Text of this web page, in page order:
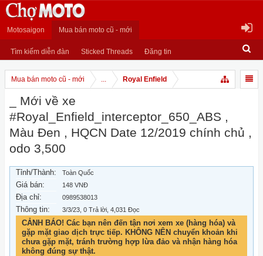
Motosaigon Mua bán moto cũ - mới
Tìm kiếm diễn đàn Sticked Threads Đăng tin
Mua bán moto cũ - mới ... Royal Enfield
_ Mới về xe
#Royal_Enfield_interceptor_650_ABS ,
Màu Đen , HQCN Date 12/2019 chính chủ ,
odo 3,500
Tỉnh/Thành: Toàn Quốc
Giá bán: 148 VNĐ
Địa chỉ: 0989538013
Thông tin: 3/3/23 , 0 Trả lời, 4,031 Đọc
CẢNH BÁO! Các bạn nên đến tận nơi xem xe (hàng hóa) và
gặp mặt giao dịch trực tiếp. KHÔNG NÊN chuyển khoản khi
chưa gặp mặt, tránh trường hợp lừa đảo và nhận hàng hóa
không đúng sự thật.